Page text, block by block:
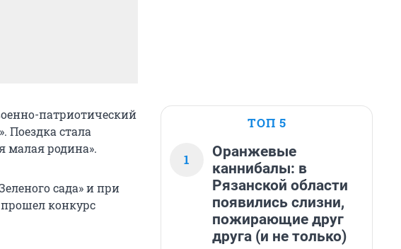
патриотический
Поездка стала
малая родина».
сада» и при
конкурс
ТОП 5
1
Оранжевые
каннибалы: в
Рязанской области
появились слизни,
пожирающие друг
друга (и не только)